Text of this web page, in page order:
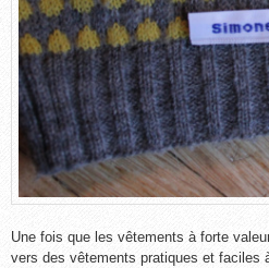
Une fois que les vêtements à forte
vers des vêtements pratiques et faciles